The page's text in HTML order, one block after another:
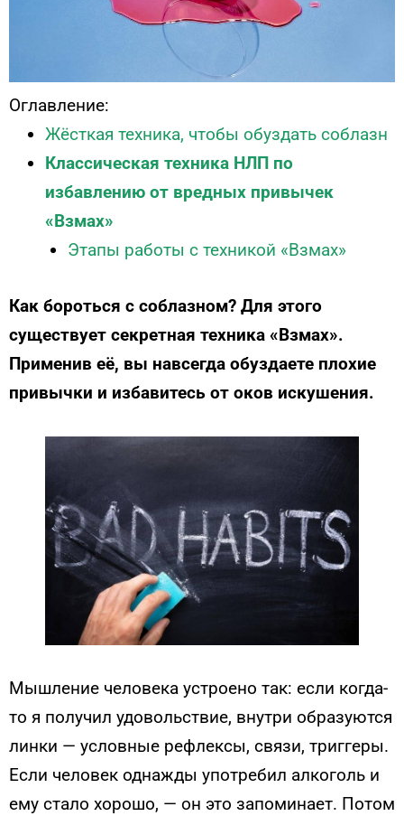
Оглавление:
Жёсткая техника, чтобы обуздать соблазн
Классическая техника НЛП по
избавлению от вредных привычек
«Взмах»
Этапы работы с техникой «Взмах»
Как бороться с соблазном? Для этого
существует секретная техника «Взмах».
Применив её, вы навсегда обуздаете плохие
привычки и избавитесь от оков искушения.
Мышление человека устроено так: если когда-
то я получил удовольствие, внутри образуются
линки — условные рефлексы, связи, триггеры.
Если человек однажды употребил алкоголь и
ему стало хорошо, — он это запоминает. Потом